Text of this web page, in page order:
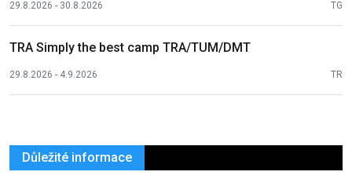
29.8.2026 - 30.8.2026 TG
TRA Simply the best camp TRA/TUM/DMT
29.8.2026 - 4.9.2026 TR
Důležité informace